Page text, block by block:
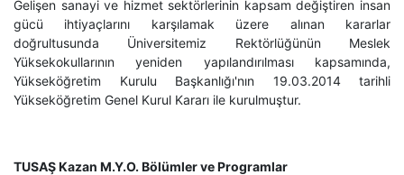
Gelişen sanayi ve hizmet sektörlerinin kapsam değiştiren insan
gücü ihtiyaçlarını karşılamak üzere alınan kararlar
doğrultusunda Üniversitemiz Rektörlüğünün Meslek
Yüksekokullarının yeniden yapılandırılması kapsamında,
Yükseköğretim Kurulu Başkanlığı'nın 19.03.2014 tarihli
Yükseköğretim Genel Kurul Kararı ile kurulmuştur.
TUSAŞ Kazan M.Y.O. Bölümler ve Programlar